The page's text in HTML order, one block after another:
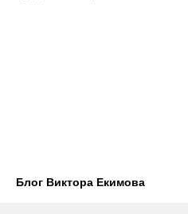
Блог Виктора Екимова